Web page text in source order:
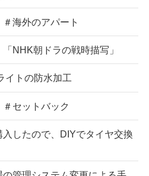
海外のアパート
NHK朝ドラの戦時描写」
イトの防水加工
セットバック
したので、DIYでタイヤ交換